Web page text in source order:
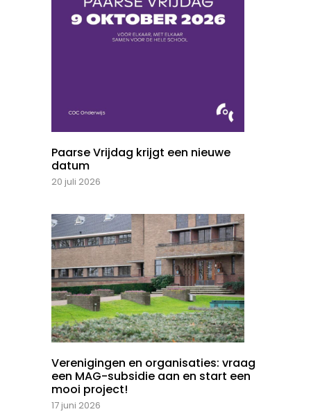
Paarse Vrijdag krijgt een nieuwe
datum
20 juli 2026
Verenigingen en organisaties: vraag
een MAG-subsidie aan en start een
mooi project!
17 juni 2026